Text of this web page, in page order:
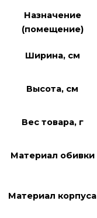
Назначение
(помещение)
Ширина, см
Высота, см
Вес товара, г
Материал обивки
Материал корпуса